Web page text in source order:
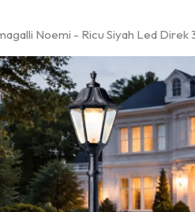
Noemi - Ricu Siyah Led Direk